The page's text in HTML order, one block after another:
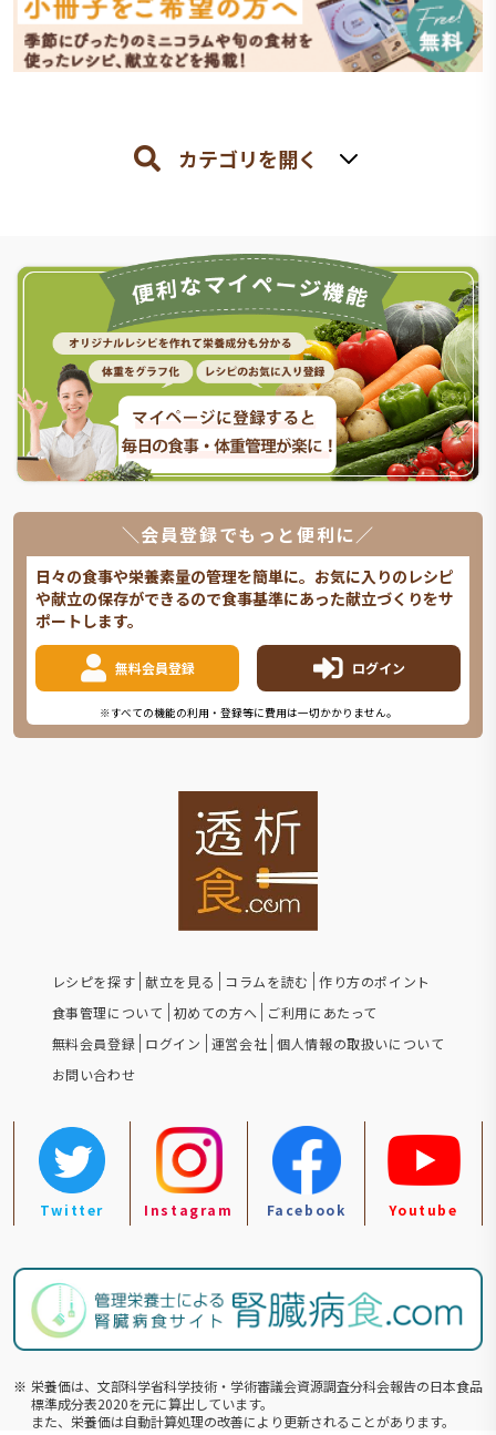
カテゴリを開く
＼会員登録でもっと便利に／
日々の食事や栄養素量の管理を簡単に。お気に入りのレシピ
や献立の保存ができるので食事基準にあった献立づくりをサ
ポートします。
無料会員登録 ログイン
※すべての機能の利用・登録等に費用は一切かかりません。
レシピを探す 献立を見る コラムを読む
作り方のポイント
食事管理について
初めての方へ
ご利用にあたって
無料会員登録 ログイン 運営会社 個人情報の取扱いについて
お問い合わせ
Twitter Instagram Facebook Youtube
※ 栄養価は、文部科学省科学技術・学術審議会資源調査分科会報告の⽇本食品
標準成分表2020を元に算出しています。
また、栄養価は自動計算処理の改善により更新されることがあります。